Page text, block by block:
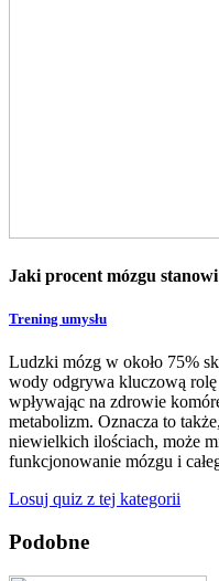
Jaki procent mózgu
Trening umysłu
Ludzki mózg w około 75%
wody odgrywa kluczową
wpływając na zdrowie
metabolizm. Oznacza to
niewielkich ilościach, może
funkcjonowanie mózgu i
Losuj quiz z tej kategorii
Podobne